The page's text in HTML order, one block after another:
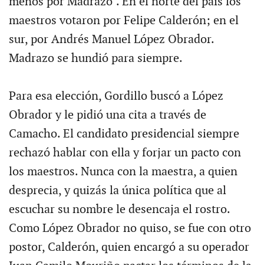
maestros votaron por Felipe Calderón; en el
sur, por Andrés Manuel López Obrador.
Madrazo se hundió para siempre.
Para esa elección, Gordillo buscó a López
Obrador y le pidió una cita a través de
Camacho. El candidato presidencial siempre
rechazó hablar con ella y forjar un pacto con
los maestros. Nunca con la maestra, a quien
desprecia, y quizás la única política que al
escuchar su nombre le desencaja el rostro.
Como López Obrador no quiso, se fue con otro
postor, Calderón, quien encargó a su operador